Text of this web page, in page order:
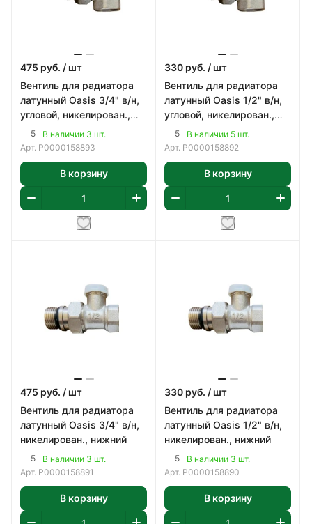
475 руб. / шт
Вентиль для радиатора
латунный Oasis 3/4" в/н,
угловой, никелирован.,
нижний
5
В наличии 3 шт.
Арт. Р0000158893
В корзину
330 руб. / шт
Вентиль для радиатора
латунный Oasis 1/2" в/н,
угловой, никелирован.,
нижний
5
В наличии 5 шт.
Арт. Р0000158892
В корзину
475 руб. / шт
Вентиль для радиатора
латунный Oasis 3/4" в/н,
никелирован., нижний
5
В наличии 3 шт.
Арт. Р0000158891
В корзину
330 руб. / шт
Вентиль для радиатора
латунный Oasis 1/2" в/н,
никелирован., нижний
5
В наличии 3 шт.
Арт. Р0000158890
В корзину